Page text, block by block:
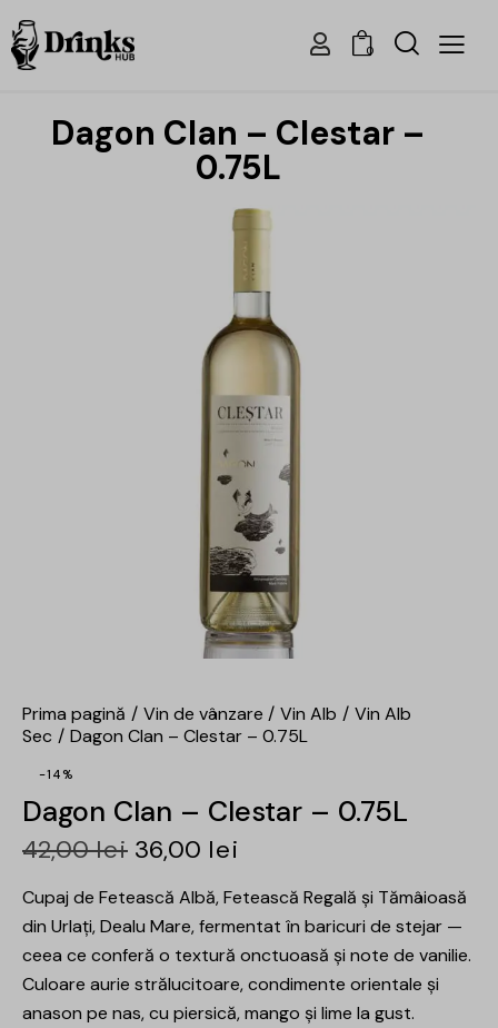
0
Dagon Clan – Clestar –
0.75L
Prima pagină Vin de vânzare Vin Alb
Vin Alb
Sec
Dagon Clan – Clestar – 0.75L
-14%
Dagon Clan – Clestar – 0.75L
42,00lei 36,00 lei
Cupaj de Fetească Albă, Fetească Regală și Tămâioasă
din Urlați, Dealu Mare, fermentat în baricuri de stejar —
ceea ce conferă o textură onctuoasă și note de vanilie.
Culoare aurie strălucitoare, condimente orientale și
anason pe nas, cu piersică, mango și lime la gust.